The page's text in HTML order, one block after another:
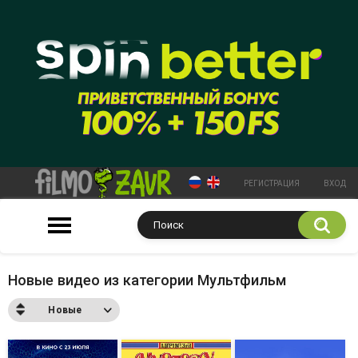
РЕГИСТРАЦИЯ ВХОД
Новые видео из категории Мультфильм
Новые